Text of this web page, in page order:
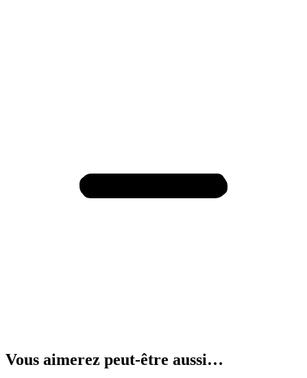
Vous aimerez peut-être aussi…